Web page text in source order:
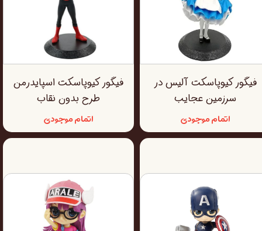
فیگور کیوپاسکت آلیس در
سرزمین عجایب
اتمام موجودی
فیگور کیوپاسکت اسپایدرمن
طرح بدون نقاب
اتمام موجودی